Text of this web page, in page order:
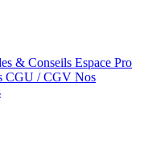
& Conseils Espace Pro
CGU / CGV Nos